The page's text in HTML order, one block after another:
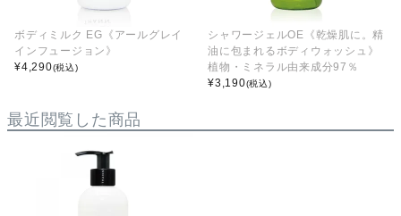
ボディミルク EG《アールグレイ
インフュージョン》
¥4,290(税込)
シャワージェルOE《乾燥肌に。精
油に包まれるボディウォッシュ》
植物・ミネラル由来成分97％
¥3,190(税込)
最近閲覧した商品